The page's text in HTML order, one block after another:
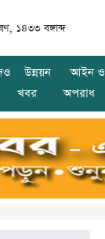
১৪৩৩ বঙ্গাব্দ
উন্নয়ন
খবর
আইন ও
অপরাধ